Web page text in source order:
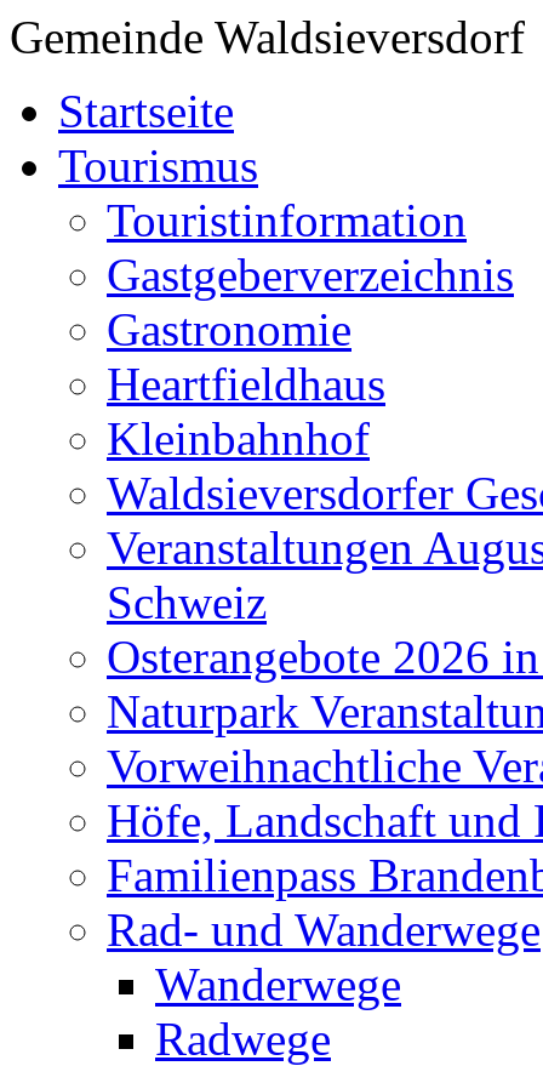
Gemeinde Waldsieversdorf
Startseite
Tourismus
Touristinformation
Gastgeberverzeichnis
Gastronomie
Heartfieldhaus
Kleinbahnhof
Waldsieversdorfer
Veranstaltungen
Schweiz
Osterangebote 2026
Naturpark
Vorweihnachtliche
Höfe, Landschaft und
Familienpass
Rad- und Wanderwege
Wanderwege
Radwege